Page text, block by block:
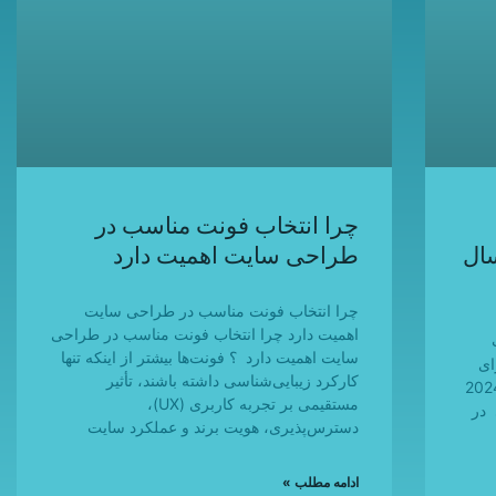
برای
سایت وردپرسی در سال 2024
چرا انتخاب فونت مناسب در
طراحی سایت اهمیت دارد
چرا انتخاب فونت مناسب در طراحی سایت
اهمیت دارد چرا انتخاب فونت مناسب در طراحی
سایت اهمیت دارد ؟ فونت‌ها بیشتر از اینکه تنها
کارکرد زیبایی‌شناسی داشته باشند، تأثیر
مستقیمی بر تجربه کاربری (UX)،
دسترس‌پذیری، هویت برند و عملکرد سایت
ادامه مطلب »